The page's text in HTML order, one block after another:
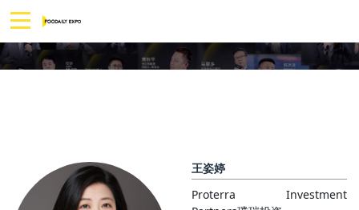
王姿婷
Proterra Investment